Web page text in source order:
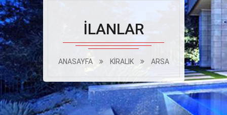
İLANLAR
ANASAYFA KİRALIK ARSA